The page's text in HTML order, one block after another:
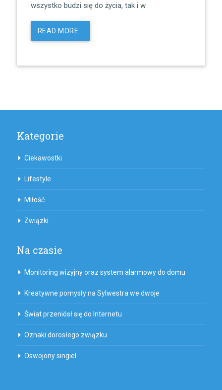
wszystko budzi się do życia, tak i w
READ MORE…
Kategorie
Ciekawostki
Lifestyle
Miłość
Związki
Na czasie
Monitoring wizyjny oraz system alarmowy do domu
Kreatywne pomysły na Sylwestra we dwoje
Świat przeniósł się do Internetu
Oznaki dorosłego związku
Oswojony singiel